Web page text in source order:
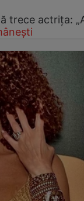
trece actrița: